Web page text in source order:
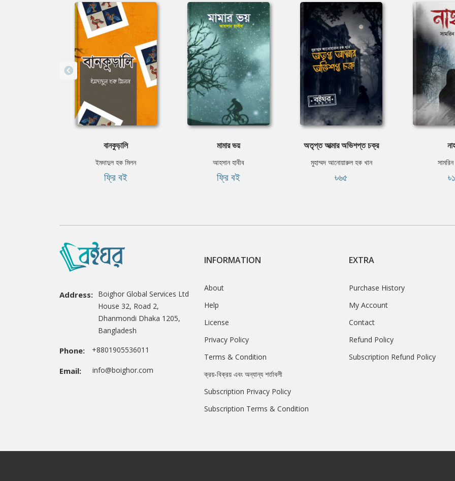
বানকুড়ালি
ইমদাদুল হক মিলন
ফ্রি বই
মামার ভয়
আহসান হাবীব
ফ্রি বই
অতৃপ্ত আত্মার অভিশপ্ত চক্র
মুহাম্মদ আনোয়ারুল হক খান
৳৬৫
Address: Boighor Global Services Ltd
House 32, Road 2,
Dhanmondi Dhaka 1205,
Bangladesh
Phone: +8801905536011
Email: info@boighor.com
INFORMATION
About
Help
License
Privacy Policy
Terms & Condition
ক্রয়-বিক্রয় এবং অন্যান্য শর্তাবলী
Subscription Privacy Policy
Subscription Terms & Condition
EXTRA
Purchase History
My Account
Contact
Refund Policy
Subscription Refund Policy